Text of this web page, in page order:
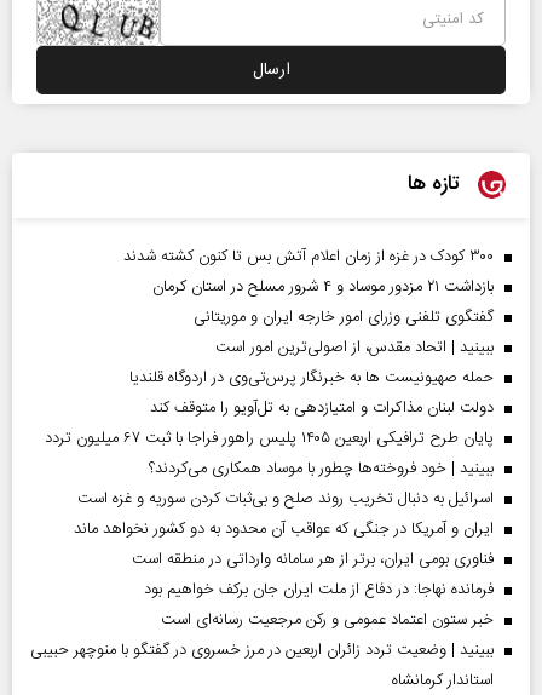
تازه ها
۳۰۰ کودک در غزه از زمان اعلام آتش بس تا کنون کشته شدند
بازداشت ۲۱ مزدور موساد و ۴ شرور مسلح در استان کرمان
گفتگوی تلفنی وزرای امور خارجه ایران و موریتانی
ببینید | اتحاد مقدس، از اصولی‌ترین امور است
حمله صهیونیست ها به خبرنگار پرس‌تی‌وی در اردوگاه قلندیا
دولت لبنان مذاکرات و امتیازدهی به تل‌آویو را متوقف کند
پایان طرح ترافیکی اربعین ۱۴۰۵ پلیس راهور فراجا با ثبت ۶۷ میلیون تردد
ببینید | خود فروخته‌ها چطور با موساد همکاری می‌کردند؟
اسرائیل به دنبال تخریب روند صلح و بی‌ثبات کردن سوریه و غزه است
ایران و آمریکا در جنگی که عواقب آن محدود به دو کشور نخواهد ماند
فناوری بومی ایران، برتر از هر سامانه وارداتی در منطقه است
فرمانده نهاجا: در دفاع از ملت ایران جان برکف خواهیم بود
خبر ستون اعتماد عمومی و رکن مرجعیت رسانه‌ای است
ببینید | وضعیت تردد زائران اربعین در مرز خسروی در گفتگو با منوچهر حبیبی
استاندار کرمانشاه